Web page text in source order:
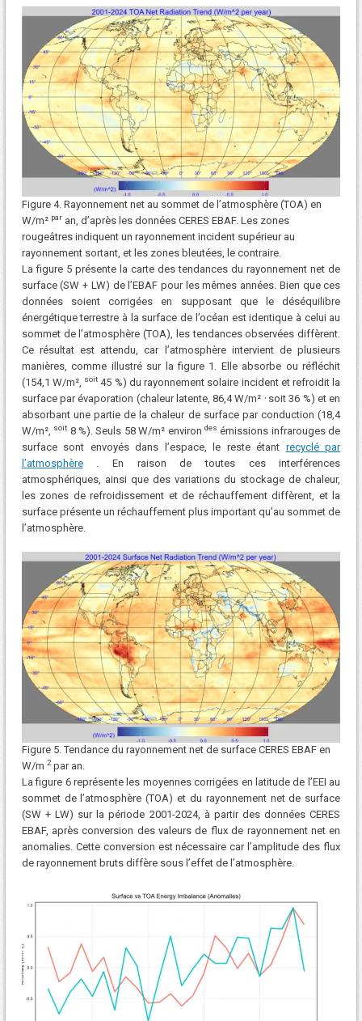
Figure 4. Rayonnement net au sommet de l’atmosphère (TOA) en
W/m² paran, d’après les données CERES EBAF. Les zones
rougeâtres indiquent un rayonnement incident supérieur au
rayonnement sortant, et les zones bleutées, le contraire.
La figure 5 présente la carte des tendances du rayonnement net de
surface (SW + LW) de l’EBAF pour les mêmes années. Bien que ces
données soient corrigées en supposant que le déséquilibre
énergétique terrestre à la surface de l’océan est identique à celui au
sommet de l’atmosphère (TOA), les tendances observées diffèrent.
Ce résultat est attendu, car l’atmosphère intervient de plusieurs
manières, comme illustré sur la figure 1. Elle absorbe ou réfléchit
(154,1 W/m²,
soit 45 %) du rayonnement solaire incident et refroidit la
surface par évaporation (chaleur latente, 86,4 W/m² soit 36 ​​%) et en
absorbant une partie de la chaleur de surface par conduction (18,4
W/m²,
soit 8 %). Seuls 58 W/m² environdes émissions infrarouges de
surface sont envoyés dans l’espace, le reste étant recyclé par
l’atmosphère. En raison de toutes ces interférences
atmosphériques, ainsi que des variations du stockage de chaleur,
les zones de refroidissement et de réchauffement diffèrent, et la
surface présente un réchauffement plus important qu’au sommet de
l’atmosphère.
Figure 5. Tendance du rayonnement net de surface CERES EBAF en
W/m 2par an.
La figure 6 représente les moyennes corrigées en latitude de l’EEI au
sommet de l’atmosphère (TOA) et du rayonnement net de surface
(SW + LW) sur la période 2001-2024, à partir des données CERES
EBAF, après conversion des valeurs de flux de rayonnement net en
anomalies. Cette conversion est nécessaire car l’amplitude des flux
de rayonnement bruts diffère sous l’effet de l’atmosphère.